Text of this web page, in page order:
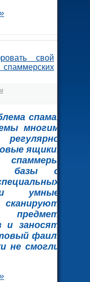
свой
спама.
многим
ящики.
базы с
умные
и заносят
фаил.
не смогли